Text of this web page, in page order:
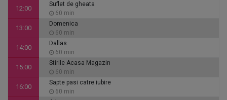
12:00
Suflet de gheata
60 min
13:00
Domenica
60 min
14:00
Dallas
60 min
15:00
Stirile Acasa Magazin
60 min
16:00
Sapte pasi catre iubire
60 min